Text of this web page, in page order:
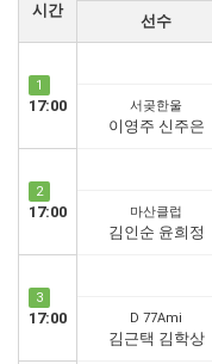
시간
선수
1
17:00 서곶한울
이영주 신주은
2
17:00 마산클럽
김인순 윤희정
3
17:00 D 77Ami
김근택 김학상